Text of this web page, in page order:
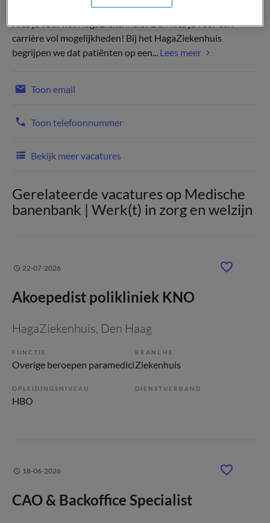
Kies je voor het HagaZiekenhuis? Dan kies je voor een
carrière vol mogelijkheden! Bij het HagaZiekenhuis
begrijpen we dat patiënten op een... Lees meer
Toon email
Toon telefoonnummer
Bekijk meer vacatures
Gerelateerde vacatures op Medische
banenbank | Werk(t) in zorg en welzijn
22-07-2026
Akoepedist polikliniek KNO
HagaZiekenhuis, Den Haag
FUNCTIE
Overige beroepen paramedici
BRANCHE
Ziekenhuis
OPLEIDINGSNIVEAU
HBO
DIENSTVERBAND
18-06-2026
CAO & Backoffice Specialist